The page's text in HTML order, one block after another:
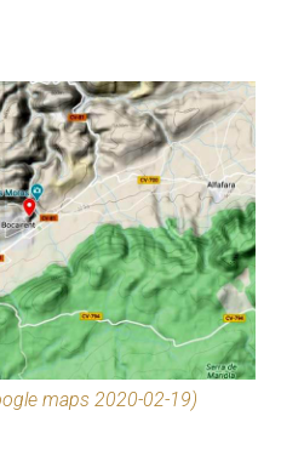
maps 2020-02-19)